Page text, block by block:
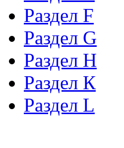
Раздел F
Раздел G
Раздел H
Раздел К
Раздел L